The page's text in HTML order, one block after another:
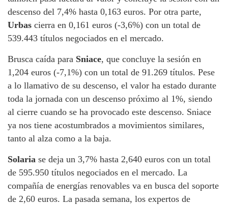
descenso del 7,4% hasta 0,163 euros. Por otra parte,
Urbas cierra en 0,161 euros (-3,6%) con un total de
539.443 títulos negociados en el mercado.
Brusca caída para Sniace, que concluye la sesión en
1,204 euros (-7,1%) con un total de 91.269 títulos. Pese
a lo llamativo de su descenso, el valor ha estado durante
toda la jornada con un descenso próximo al 1%, siendo
al cierre cuando se ha provocado este descenso. Sniace
ya nos tiene acostumbrados a movimientos similares,
tanto al alza como a la baja.
Solaria se deja un 3,7% hasta 2,640 euros con un total
de 595.950 títulos negociados en el mercado. La
compañía de energías renovables va en busca del soporte
de 2,60 euros. La pasada semana, los expertos de